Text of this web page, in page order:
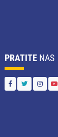
PRATITE NAS